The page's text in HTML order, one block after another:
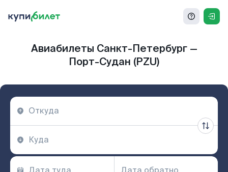
Авиабилеты Санкт-Петербург —
Порт-Судан (PZU)